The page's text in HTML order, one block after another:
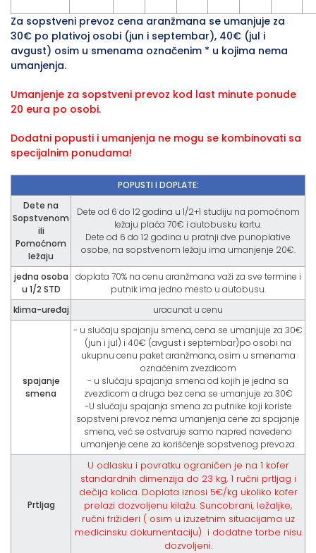
Za sopstveni prevoz cena aranžmana se umanjuje za
30€ po plativoj osobi (jun i septembar), 40€ (jul i
avgust) osim u smenama označenim * u kojima nema
umanjenja.
Umanjenje za sopstveni prevoz kod last minute ponude
20 eura po osobi.
Dodatni popusti i umanjenja ne mogu se kombinovati sa
specijalnim ponudama!
POPUSTI I DOPLATE:
Dete na
Sopstvenom
ili
Pomoćnom
ležaju
Dete od 6 do 12 godina u 1/2+1 studiju na pomoćnom
ležaju plaća 70€ i autobusku kartu.
Dete od 6 do 12 godina u pratnji dve punoplative
osobe, na sopstvenom ležaju ima umanjenje 20€.
jedna osoba
u 1/2 STD
doplata 70% na cenu aranžmana važi za sve termine i
putnik ima jedno mesto u autobusu.
klima-uređaj
uracunat u cenu
spajanje
smena
- u slučaju spajanju smena, cena se umanjuje za 30€
(jun i jul) i 40€ (avgust i septembar)po osobi na
ukupnu cenu paket aranžmana, osim u smenama
označenim zvezdicom
- u slučaju spajanja smena od kojih je jedna sa
zvezdicom a druga bez cena se umanjuje za 30€
-U slučaju spajanja smena za putnike koji koriste
sopstveni prevoz nema umanjenja cene za spajanje
smena, već se ostvaruje samo napred navedeno
umanjenje cene za korišćenje sopstvenog prevoza.
Prtljag
U odlasku i povratku ograničen je na 1 kofer
standardnih dimenzija do 23 kg, 1 ručni prtljag i
dečija kolica. Doplata iznosi 5€/kg ukoliko kofer
prelazi dozvoljenu kilažu. Suncobrani, ležaljke,
ručni frižideri ( osim u izuzetnim situacijama uz
medicinsku dokumentaciju) i dodatne torbe nisu
dozvoljeni.